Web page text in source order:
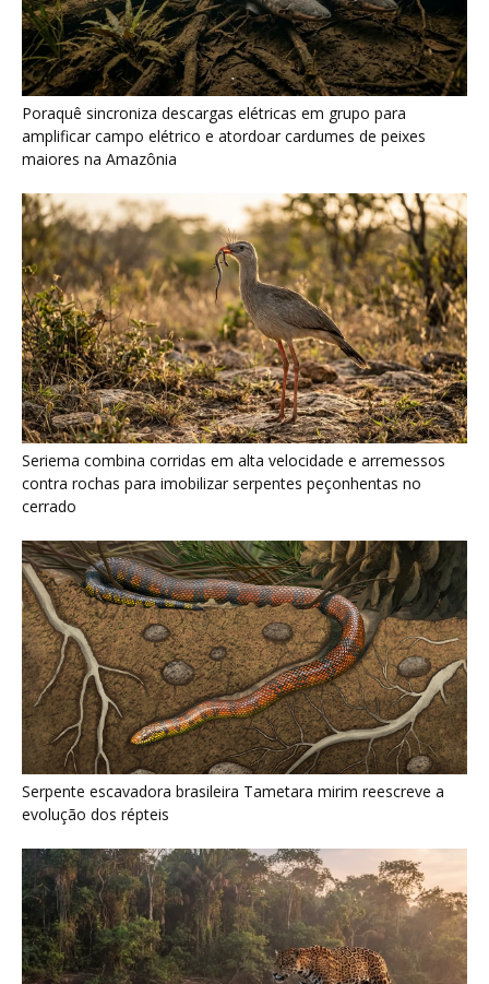
Seriema combina corridas em alta velocidade e arremessos
contra rochas para imobilizar serpentes peçonhentas no
cerrado
Serpente escavadora brasileira Tametara mirim reescreve a
evolução dos répteis
Como a majestosa onça pintada protege as margens dos rios
e sustenta o equilíbrio ecológico na floresta amazônica
Últimas noticias
Nova espécie de rã é descoberta em florestas